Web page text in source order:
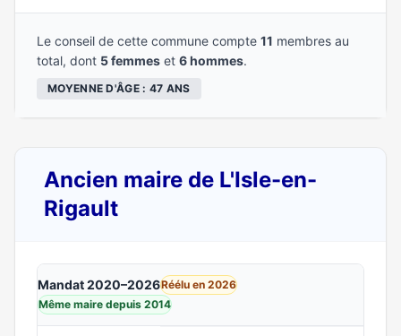
Le conseil de cette commune compte 11 membres au
total, dont 5 femmes et 6 hommes.
MOYENNE D'ÂGE : 47 ANS
Ancien maire de L'Isle-en-
Rigault
Mandat 2020–2026Réélu en 2026
Même maire depuis 2014